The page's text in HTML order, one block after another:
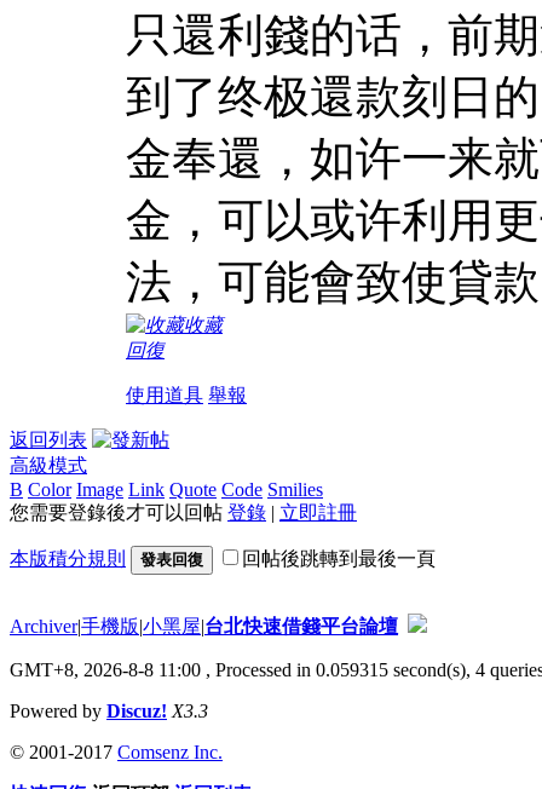
只還利錢的话，前
到了终极還款刻日
金奉還，如许一来
金，可以或许利用
法，可能會致使貸
收藏
回復
使用道具 舉報
返回列表
高級模式
B Color Image Link Quote Code Smilies
您需要登錄後才可以回帖 登錄 | 立即註冊
本版積分規則 發表回復 回帖後跳轉到最後一頁
Archiver|手機版|小黑屋|台北快速借錢平台論壇
GMT+8, 2026-8-8 11:00 , Processed in 0.059315 second(s), 4
Powered by Discuz! X3.3
© 2001-2017 Comsenz Inc.